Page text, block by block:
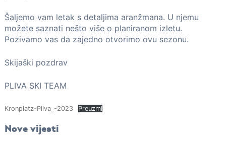
Šaljemo vam letak s detaljima aranžmana. U njemu
možete saznati nešto više o planiranom izletu.
Pozivamo vas da zajedno otvorimo ovu sezonu.
Skijaški pozdrav
PLIVA SKI TEAM
Kronplatz-Pliva_-2023 Preuzmi
Nove vijesti